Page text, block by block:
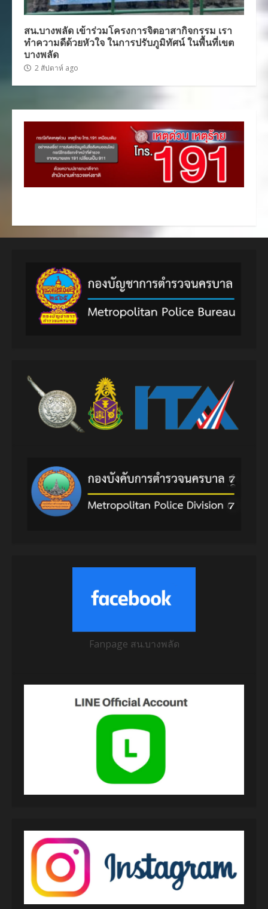
สน.บางพลัด เข้าร่วมโครงการจิตอาสากิจกรรม เรา
ทำความดีด้วยหัวใจ ในการปรับภูมิทัศน์ ในพื้นที่เขต
บางพลัด
2 สัปดาห์ ago
Fanpage สน.บางพลัด